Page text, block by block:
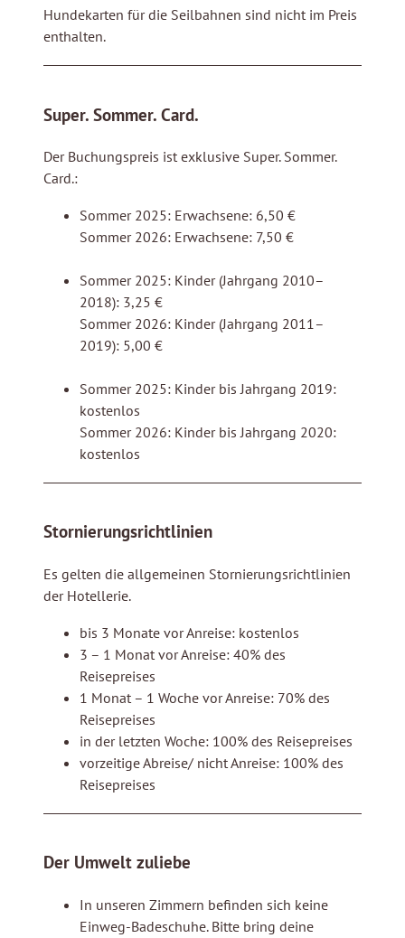
Hundekarten für die Seilbahnen sind nicht im Preis
enthalten.
Super. Sommer. Card.
Der Buchungspreis ist exklusive Super. Sommer.
Card.:
Sommer 2025: Erwachsene: 6,50 €
Sommer 2026: Erwachsene: 7,50 €
Sommer 2025: Kinder (Jahrgang 2010–
2018): 3,25 €
Sommer 2026: Kinder (Jahrgang 2011–
2019): 5,00 €
Sommer 2025: Kinder bis Jahrgang 2019:
kostenlos
Sommer 2026: Kinder bis Jahrgang 2020:
kostenlos
Stornierungsrichtlinien
Es gelten die allgemeinen Stornierungsrichtlinien
der Hotellerie.
bis 3 Monate vor Anreise: kostenlos
3 – 1 Monat vor Anreise: 40% des
Reisepreises
1 Monat – 1 Woche vor Anreise: 70% des
Reisepreises
in der letzten Woche: 100% des Reisepreises
vorzeitige Abreise/ nicht Anreise: 100% des
Reisepreises
Der Umwelt zuliebe
In unseren Zimmern befinden sich keine
Einweg-Badeschuhe. Bitte bring deine